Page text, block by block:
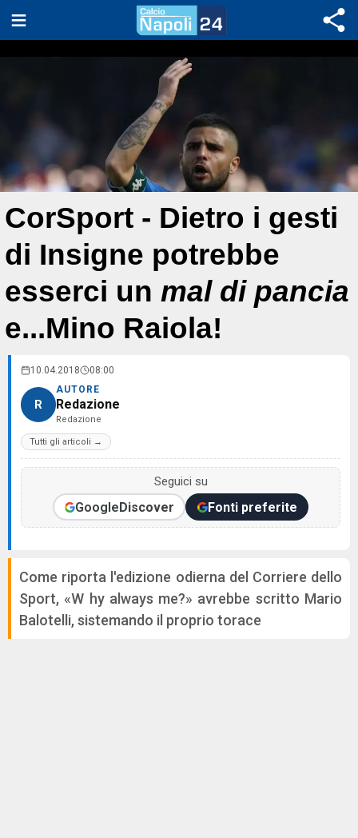
CorSport - Dietro i gesti
di Insigne potrebbe
esserci un mal di pancia
e...Mino Raiola!
10.04.2018 08:00
R
AUTORE
Redazione
Redazione
Tutti gli articoli →
Seguici su
GoogleDiscover Fonti preferite
Come riporta l'edizione odierna del Corriere dello
Sport, «W hy always me?» avrebbe scritto Mario
Balotelli, sistemando il proprio torace